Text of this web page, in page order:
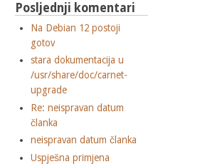
Posljednji komentari
Na Debian 12 postoji
gotov
stara dokumentacija u
/usr/share/doc/carnet-
upgrade
Re: neispravan datum
članka
neispravan datum članka
Uspješna primjena